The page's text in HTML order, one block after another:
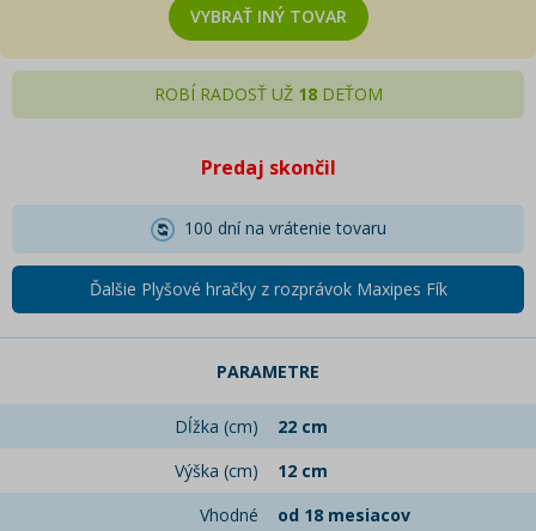
VYBRAŤ INÝ TOVAR
ROBÍ RADOSŤ UŽ 18DEŤOM
Predaj skončil
100 dní na vrátenie tovaru
Ďalšie Plyšové hračky z rozprávok Maxipes Fík
PARAMETRE
Dĺžka (cm)
22 cm
Výška (cm)
12 cm
Vhodné
od 18 mesiacov